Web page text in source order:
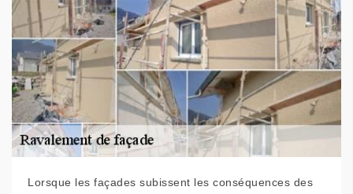
Lorsque les façades subissent les conséquences des